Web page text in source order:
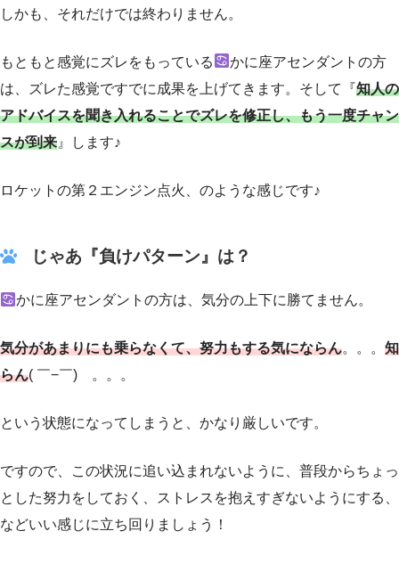
しかも、それだけでは終わりません。
もともと感覚にズレをもっている
かに座アセンダントの方
は、ズレた感覚ですでに成果を上げてきます。そして『知人の
アドバイスを聞き入れることでズレを修正し、もう一度チャン
スが到来 』します♪
ロケットの第２エンジン点火、のような感じです♪
じゃあ『負けパターン』は？
かに座アセンダントの方は、気分の上下に勝てません。
気分があまりにも乗らなくて、努力もする気にならん。。。 知
らん( ￣−￣) 。。。
という状態になってしまうと、かなり厳しいです。
ですので、この状況に追い込まれないように、普段からちょっ
とした努力をしておく、ストレスを抱えすぎないようにする、
などいい感じに立ち回りましょう！